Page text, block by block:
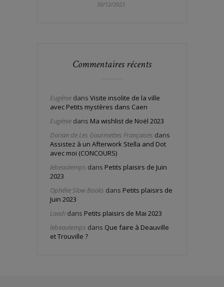
30/12/2023
Commentaires récents
Eugénie dans Visite insolite de la ville
avec Petits mystères dans Caen
Eugénie dans Ma wishlist de Noël 2023
Dorian de Les Gourmettes Françaises dans
Assistez à un Afterwork Stella and Dot
avec moi (CONCOURS)
lebeautemps dans Petits plaisirs de Juin
2023
Ophélie Slow Books dans Petits plaisirs de
Juin 2023
Laadi dans Petits plaisirs de Mai 2023
lebeautemps dans Que faire à Deauville
et Trouville ?